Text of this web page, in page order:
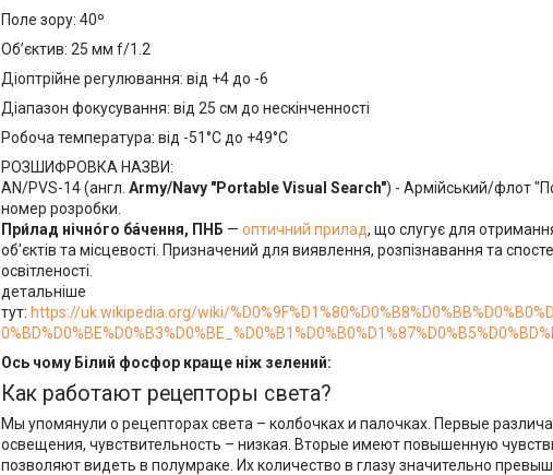
Поле зору: 40º
Об’єктив: 25 мм f/1.2
Діоптрійне регулювання: від +4 до -6
Діапазон фокусування: від 25 см до нескінченності
Робоча температура: від -51°C до +49°C
РОЗШИФРОВКА НАЗВИ:
AN/PVS-14 (англ. Army/Navy "Portable Visual Search") - Армійський/флот
номер розробки.
При́лад нічнóго бáчення, ПНБ — оптичний прилад, що слугує для
об'єктів та місцевості. Призначений для виявлення, розпізнавання та
освітленості.
детальніше
тут: https://uk.wikipedia.org/wiki/
Ось чому Білий фосфор краще ніж зелений:
Как работают рецепторы света?
Мы упомянули о рецепторах света – колбочках и палочках. Первые
освещения, чувствительность – низкая. Вторые имеют повышенную
позволяют видеть в полумраке. Их количество в глазу значительно